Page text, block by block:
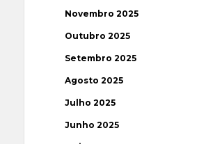
Novembro 2025
Outubro 2025
Setembro 2025
Agosto 2025
Julho 2025
Junho 2025